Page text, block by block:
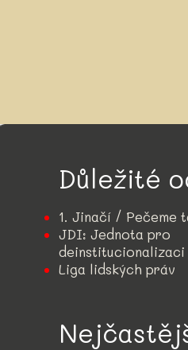
Důležité
1. Jinačí / Pečeme
JDI: Jednota pro
deinstitucionalizaci
Liga lidských práv